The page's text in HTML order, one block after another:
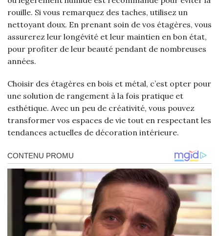
rouille. Si vous remarquez des taches, utilisez un
nettoyant doux. En prenant soin de vos étagères, vous
assurerez leur longévité et leur maintien en bon état,
pour profiter de leur beauté pendant de nombreuses
années.
Choisir des étagères en bois et métal, c’est opter pour
une solution de rangement à la fois pratique et
esthétique. Avec un peu de créativité, vous pouvez
transformer vos espaces de vie tout en respectant les
tendances actuelles de décoration intérieure.